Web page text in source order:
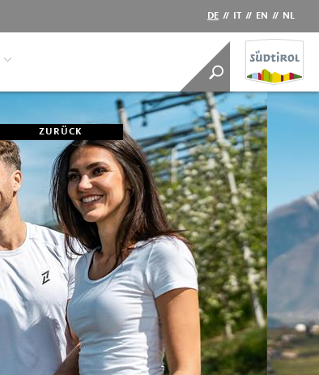
DE // IT // EN // NL
ZURÜCK